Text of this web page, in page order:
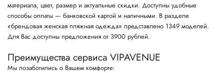
материала, цвет, размер и актуальные скидки. Доступны удобные
способы оплаты — банковской картой и наличными. В разделе
«брендовая женская пляжная одежда» представлено 1349 моделей.
Для Вас доступны предложения от 3900 рублей.
Преимущества сервиса VIPAVENUE
Мы позаботились о Вашем комфорте: